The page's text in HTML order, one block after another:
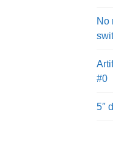
No
#0
5″